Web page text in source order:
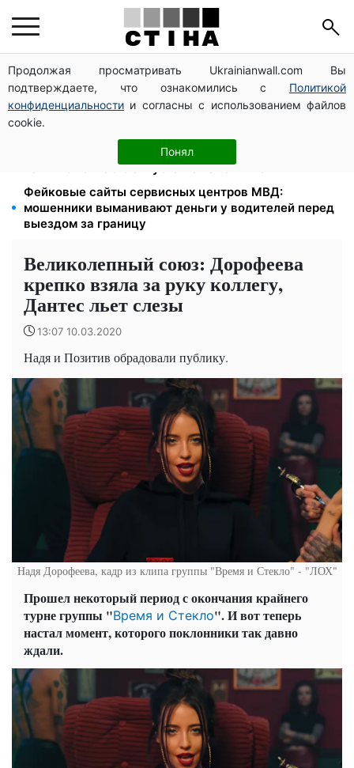
Продолжая просматривать Ukrainianwall.com Вы
подтверждаете, что ознакомились с Политикой
конфиденциальности и согласны с использованием файлов
cookie.
Понял
Тарифы Киевстар и Vodafone подешевели до 50%:
сколько стоит связь в августе
До 19 400 грн на дрова: ПФУ принимает заявления
на субсидию для владельцев печного отопления
Бензин от 77,90 грн, дизель до 97,90: цены на
топливо на АЗС 8 августа не изменились
Фейковые сайты сервисных центров МВД:
мошенники выманивают деньги у водителей перед
выездом за границу
Великолепный союз: Дорофеева
крепко взяла за руку коллегу,
Дантес льет слезы
13:07 10.03.2020
Надя и Позитив обрадовали публику.
Надя Дорофеева, кадр из клипа группы "Время и Стекло" - "ЛОХ"
Прошел некоторый период с окончания крайнего
турне группы "Время и Стекло". И вот теперь
настал момент, которого поклонники так давно
ждали.